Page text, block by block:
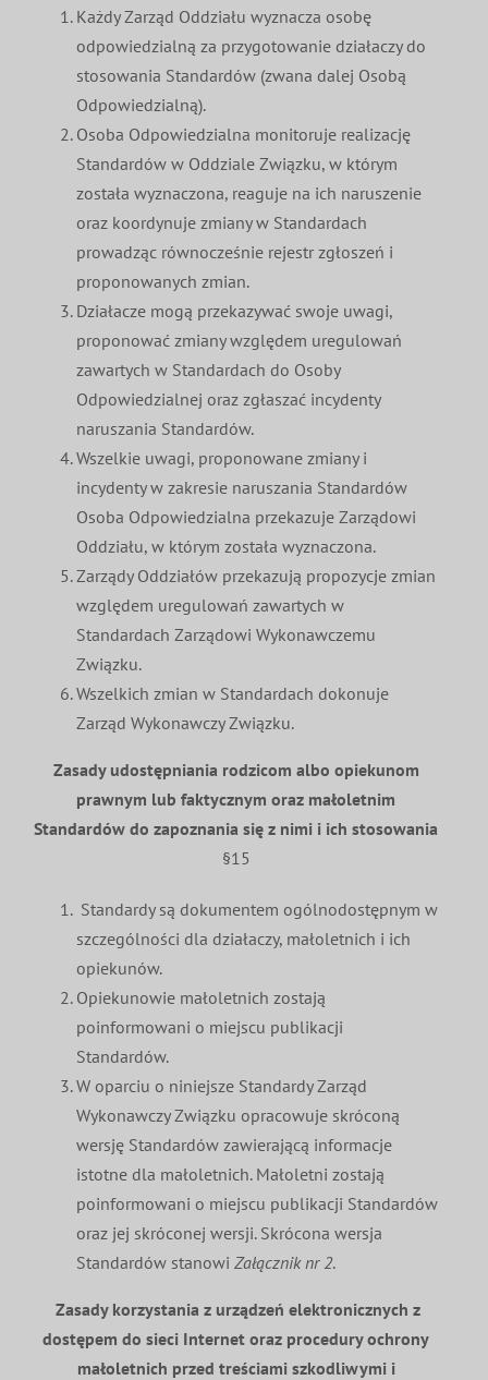
Każdy Zarząd Oddziału wyznacza osobę
odpowiedzialną za przygotowanie działaczy do
stosowania Standardów (zwana dalej Osobą
Odpowiedzialną).
Osoba Odpowiedzialna monitoruje realizację
Standardów w Oddziale Związku, w którym
została wyznaczona, reaguje na ich naruszenie
oraz koordynuje zmiany w Standardach
prowadząc równocześnie rejestr zgłoszeń i
proponowanych zmian.
Działacze mogą przekazywać swoje uwagi,
proponować zmiany względem uregulowań
zawartych w Standardach do Osoby
Odpowiedzialnej oraz zgłaszać incydenty
naruszania Standardów.
Wszelkie uwagi, proponowane zmiany i
incydenty w zakresie naruszania Standardów
Osoba Odpowiedzialna przekazuje Zarządowi
Oddziału, w którym została wyznaczona.
Zarządy Oddziałów przekazują propozycje zmian
względem uregulowań zawartych w
Standardach Zarządowi Wykonawczemu
Związku.
Wszelkich zmian w Standardach dokonuje
Zarząd Wykonawczy Związku.
Zasady udostępniania rodzicom albo opiekunom
prawnym lub faktycznym oraz małoletnim
Standardów do zapoznania się z nimi i ich stosowania
§15
Standardy są dokumentem ogólnodostępnym w
szczególności dla działaczy, małoletnich i ich
opiekunów.
Opiekunowie małoletnich zostają
poinformowani o miejscu publikacji
Standardów.
W oparciu o niniejsze Standardy Zarząd
Wykonawczy Związku opracowuje skróconą
wersję Standardów zawierającą informacje
istotne dla małoletnich. Małoletni zostają
poinformowani o miejscu publikacji Standardów
oraz jej skróconej wersji. Skrócona wersja
Standardów stanowi Załącznik nr 2.
Zasady korzystania z urządzeń elektronicznych z
dostępem do sieci Internet oraz procedury ochrony
małoletnich przed treściami szkodliwymi i